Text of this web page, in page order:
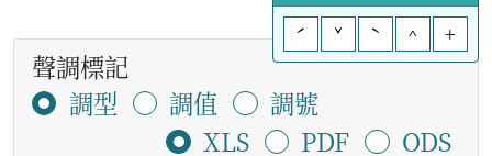
ˊ
ˇ ˋ ^ +
聲調標記
調型
調值
調號
XLS
PDF
ODS